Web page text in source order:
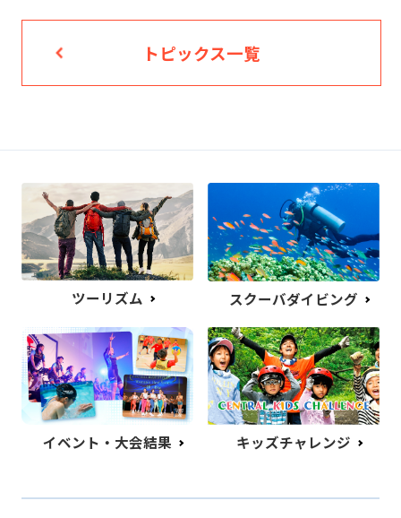
トピックス一覧
ツーリズム スクーバダイビング
イベント・大会結果 キッズチャレンジ